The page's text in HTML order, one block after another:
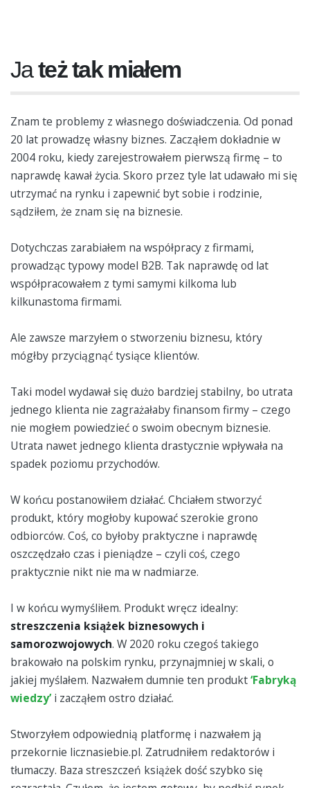
Jateż tak miałem
Znam te problemy z własnego doświadczenia. Od ponad
20 lat prowadzę własny biznes. Zacząłem dokładnie w
2004 roku, kiedy zarejestrowałem pierwszą firmę – to
naprawdę kawał życia. Skoro przez tyle lat udawało mi się
utrzymać na rynku i zapewnić byt sobie i rodzinie,
sądziłem, że znam się na biznesie.
Dotychczas zarabiałem na współpracy z firmami,
prowadząc typowy model B2B. Tak naprawdę od lat
współpracowałem z tymi samymi kilkoma lub
kilkunastoma firmami.
Ale zawsze marzyłem o stworzeniu biznesu, który
mógłby przyciągnąć tysiące klientów.
Taki model wydawał się dużo bardziej stabilny, bo utrata
jednego klienta nie zagrażałaby finansom firmy – czego
nie mogłem powiedzieć o swoim obecnym biznesie.
Utrata nawet jednego klienta drastycznie wpływała na
spadek poziomu przychodów.
W końcu postanowiłem działać. Chciałem stworzyć
produkt, który mogłoby kupować szerokie grono
odbiorców. Coś, co byłoby praktyczne i naprawdę
oszczędzało czas i pieniądze – czyli coś, czego
praktycznie nikt nie ma w nadmiarze.
I w końcu wymyśliłem. Produkt wręcz idealny:
streszczenia książek biznesowych i
samorozwojowych. W 2020 roku czegoś takiego
brakowało na polskim rynku, przynajmniej w skali, o
jakiej myślałem. Nazwałem dumnie ten produkt‘Fabryką
wiedzy’ i zacząłem ostro działać.
Stworzyłem odpowiednią platformę i nazwałem ją
przekornie licznasiebie.pl. Zatrudniłem redaktorów i
tłumaczy. Baza streszczeń książek dość szybko się